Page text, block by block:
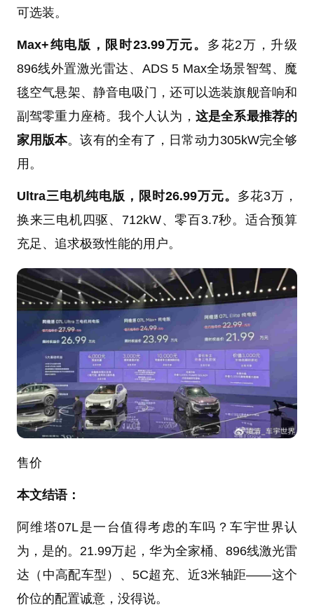
可选装。
Max+纯电版，限时23.99万元。 多花2万，升级
896线外置激光雷达、ADS 5 Max全场景智驾、魔
毯空气悬架、静音电吸门，还可以选装旗舰音响和
副驾零重力座椅。我个人认为， 这是全系最推荐的
家用版本。该有的全有了，日常动力305kW完全够
用。
Ultra三电机纯电版，限时26.99万元。 多花3万，
换来三电机四驱、712kW、零百3.7秒。适合预算
充足、追求极致性能的用户。
售价
本文结语：
阿维塔07L是一台值得考虑的车吗？车宇世界认
为，是的。21.99万起，华为全家桶、896线激光雷
达（中高配车型）、5C超充、近3米轴距——这个
价位的配置诚意，没得说。